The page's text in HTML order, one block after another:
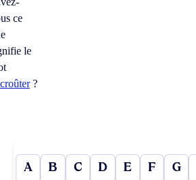
ce
le
?
A B C D E F G